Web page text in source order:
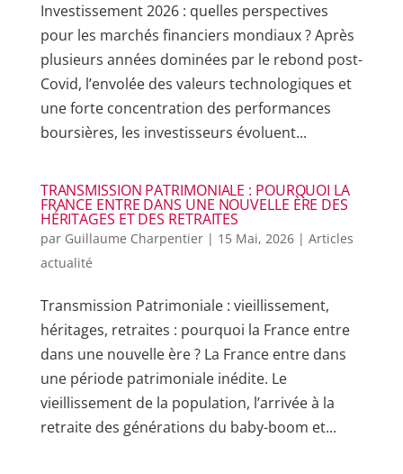
Investissement 2026 : quelles perspectives
pour les marchés financiers mondiaux ? Après
plusieurs années dominées par le rebond post-
Covid, l’envolée des valeurs technologiques et
une forte concentration des performances
boursières, les investisseurs évoluent...
TRANSMISSION PATRIMONIALE : POURQUOI LA
FRANCE ENTRE DANS UNE NOUVELLE ÈRE DES
HÉRITAGES ET DES RETRAITES
par Guillaume Charpentier| 15 Mai, 2026| Articles
actualité
Transmission Patrimoniale : vieillissement,
héritages, retraites : pourquoi la France entre
dans une nouvelle ère ? La France entre dans
une période patrimoniale inédite. Le
vieillissement de la population, l’arrivée à la
retraite des générations du baby-boom et...